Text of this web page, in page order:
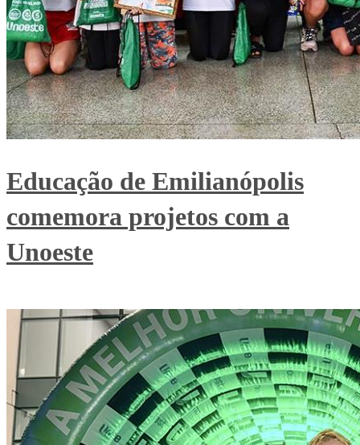
Educação de Emilianópolis
comemora projetos com a
Unoeste